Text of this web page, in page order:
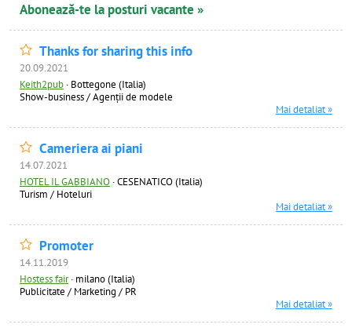
Abonează-te la posturi vacante »
Thanks for sharing this info
20.09.2021
Keith2pub · Bottegone (Italia)
Show-business / Agenții de modele
Mai detaliat »
Cameriera ai piani
14.07.2021
HOTEL IL GABBIANO ·CESENATICO (Italia)
Turism / Hoteluri
Mai detaliat »
Promoter
14.11.2019
Hostess fair· milano (Italia)
Publicitate / Marketing / PR
Mai detaliat »